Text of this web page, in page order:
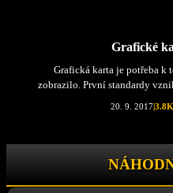
Grafické
Grafická karta je potřeba k
zobrazilo. První standardy
20. 9. 2017|3.8K